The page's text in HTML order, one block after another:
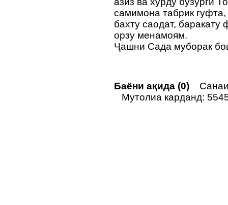
самимона табрик
бахту саодат,
орзу менамоям.
Ҷашни Сада муборак
Баёни ақида (0)
Мутолиа карданд: